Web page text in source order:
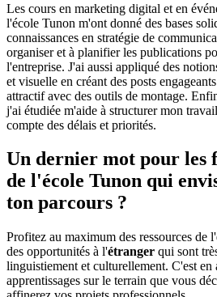
Les cours en marketing digital et en
l'école Tunon m'ont donné des bases
connaissances en stratégie de
organiser et à planifier les publications
l'entreprise. J'ai aussi appliqué des
et visuelle en créant des posts
attractif avec des outils de montage.
j'ai étudiée m'aide à structurer mon
compte des délais et priorités.
Un dernier mot pour les
de l'école Tunon qui
ton parcours ?
Profitez au maximum des ressources de
des opportunités à l'étranger qui sont
linguistiement et culturellement. C'est en
apprentissages sur le terrain que vous